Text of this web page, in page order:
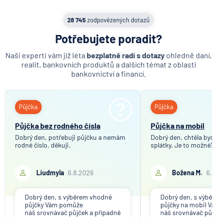
28 745zodpovězených dotazů
Potřebujete poradit?
Naši experti vám již léta bezplatně radí s dotazy ohledně daní,
realit, bankovních produktů a dalších témat z oblasti
bankovnictví a financí.
Půjčka
Půjčka bez rodného čísla
Dobrý den, potřebuji půjčku a nemám
rodné číslo, děkuji.
Liudmyla 6.8.2026
Dobrý den, s výběrem vhodné
půjčky Vám pomůže
náš srovnávač půjček a případně
Půjčka
Půjčka na mobil
Dobrý den, chtěla
splátky. Je to možné?
Božena M.
Dobrý den, s
půjčky na mobil
náš srovnávač